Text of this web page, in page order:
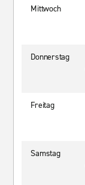
Mittwoch
Donnerstag
Freitag
Samstag